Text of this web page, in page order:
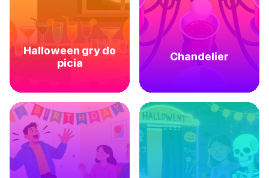
Halloween gry do
picia
Chandelier